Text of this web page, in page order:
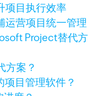
项目执行效率
运营项目统一管理
Project替代方
方案？
目管理软件？